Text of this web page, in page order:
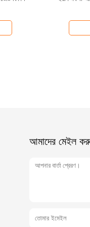
আমাদের মেইল